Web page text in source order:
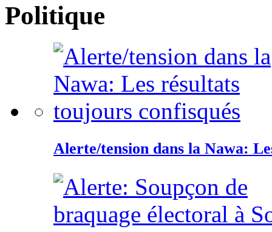
Politique
Alerte/tension dans la Nawa: